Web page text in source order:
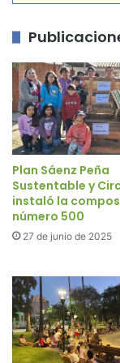
Plan Sáenz Peña
Sustentable y
instaló la
número 500
27 de junio de 2025